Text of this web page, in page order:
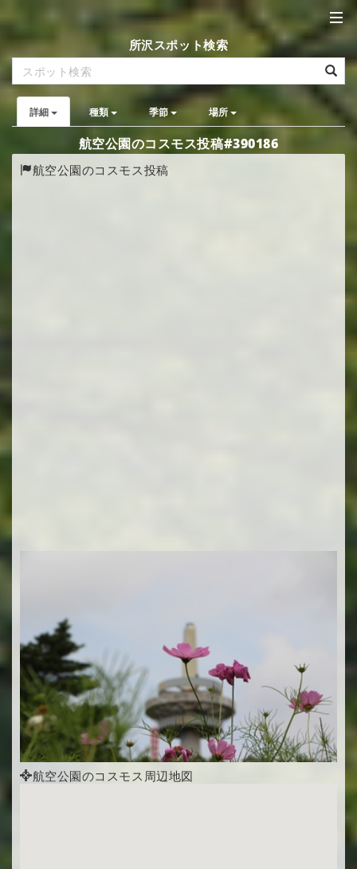
所沢スポット検索
詳細 種類 季節 場所
航空公園のコスモス投稿#390186
航空公園のコスモス投稿
航空公園のコスモス周辺地図